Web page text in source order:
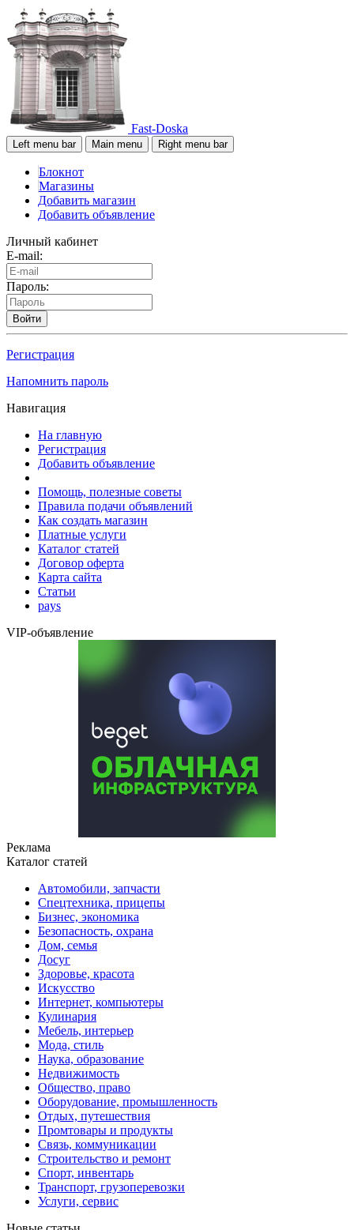
Fast-Doska
Left menu bar Main menu Right menu bar
Блокнот
Магазины
Добавить магазин
Добавить объявление
Личный кабинет
E-mail:
Пароль:
Войти
Регистрация
Напомнить пароль
Навигация
На главную
Регистрация
Добавить объявление
Помощь, полезные советы
Правила подачи объявлений
Как создать магазин
Платные услуги
Каталог статей
Договор оферта
Карта сайта
Статьи
pays
VIP-объявление
Реклама
Каталог статей
Автомобили, запчасти
Спецтехника, прицепы
Бизнес, экономика
Безопасность, охрана
Дом, семья
Досуг
Здоровье, красота
Искусство
Интернет, компьютеры
Кулинария
Мебель, интерьер
Мода, стиль
Наука, образование
Недвижимость
Общество, право
Оборудование, промышленность
Отдых, путешествия
Промтовары и продукты
Связь, коммуникации
Строительство и ремонт
Cпорт, инвентарь
Транспорт, грузоперевозки
Услуги, сервис